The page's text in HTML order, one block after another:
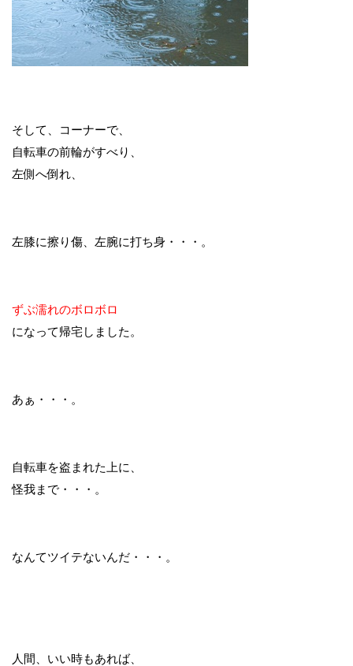
そして、コーナーで、
自転車の前輪がすべり、
左側へ倒れ、
左膝に擦り傷、左腕に打ち身・・・。
ずぶ濡れのボロボロ
になって帰宅しました。
あぁ・・・。
自転車を盗まれた上に、
怪我まで・・・。
なんてツイテないんだ・・・。
人間、いい時もあれば、